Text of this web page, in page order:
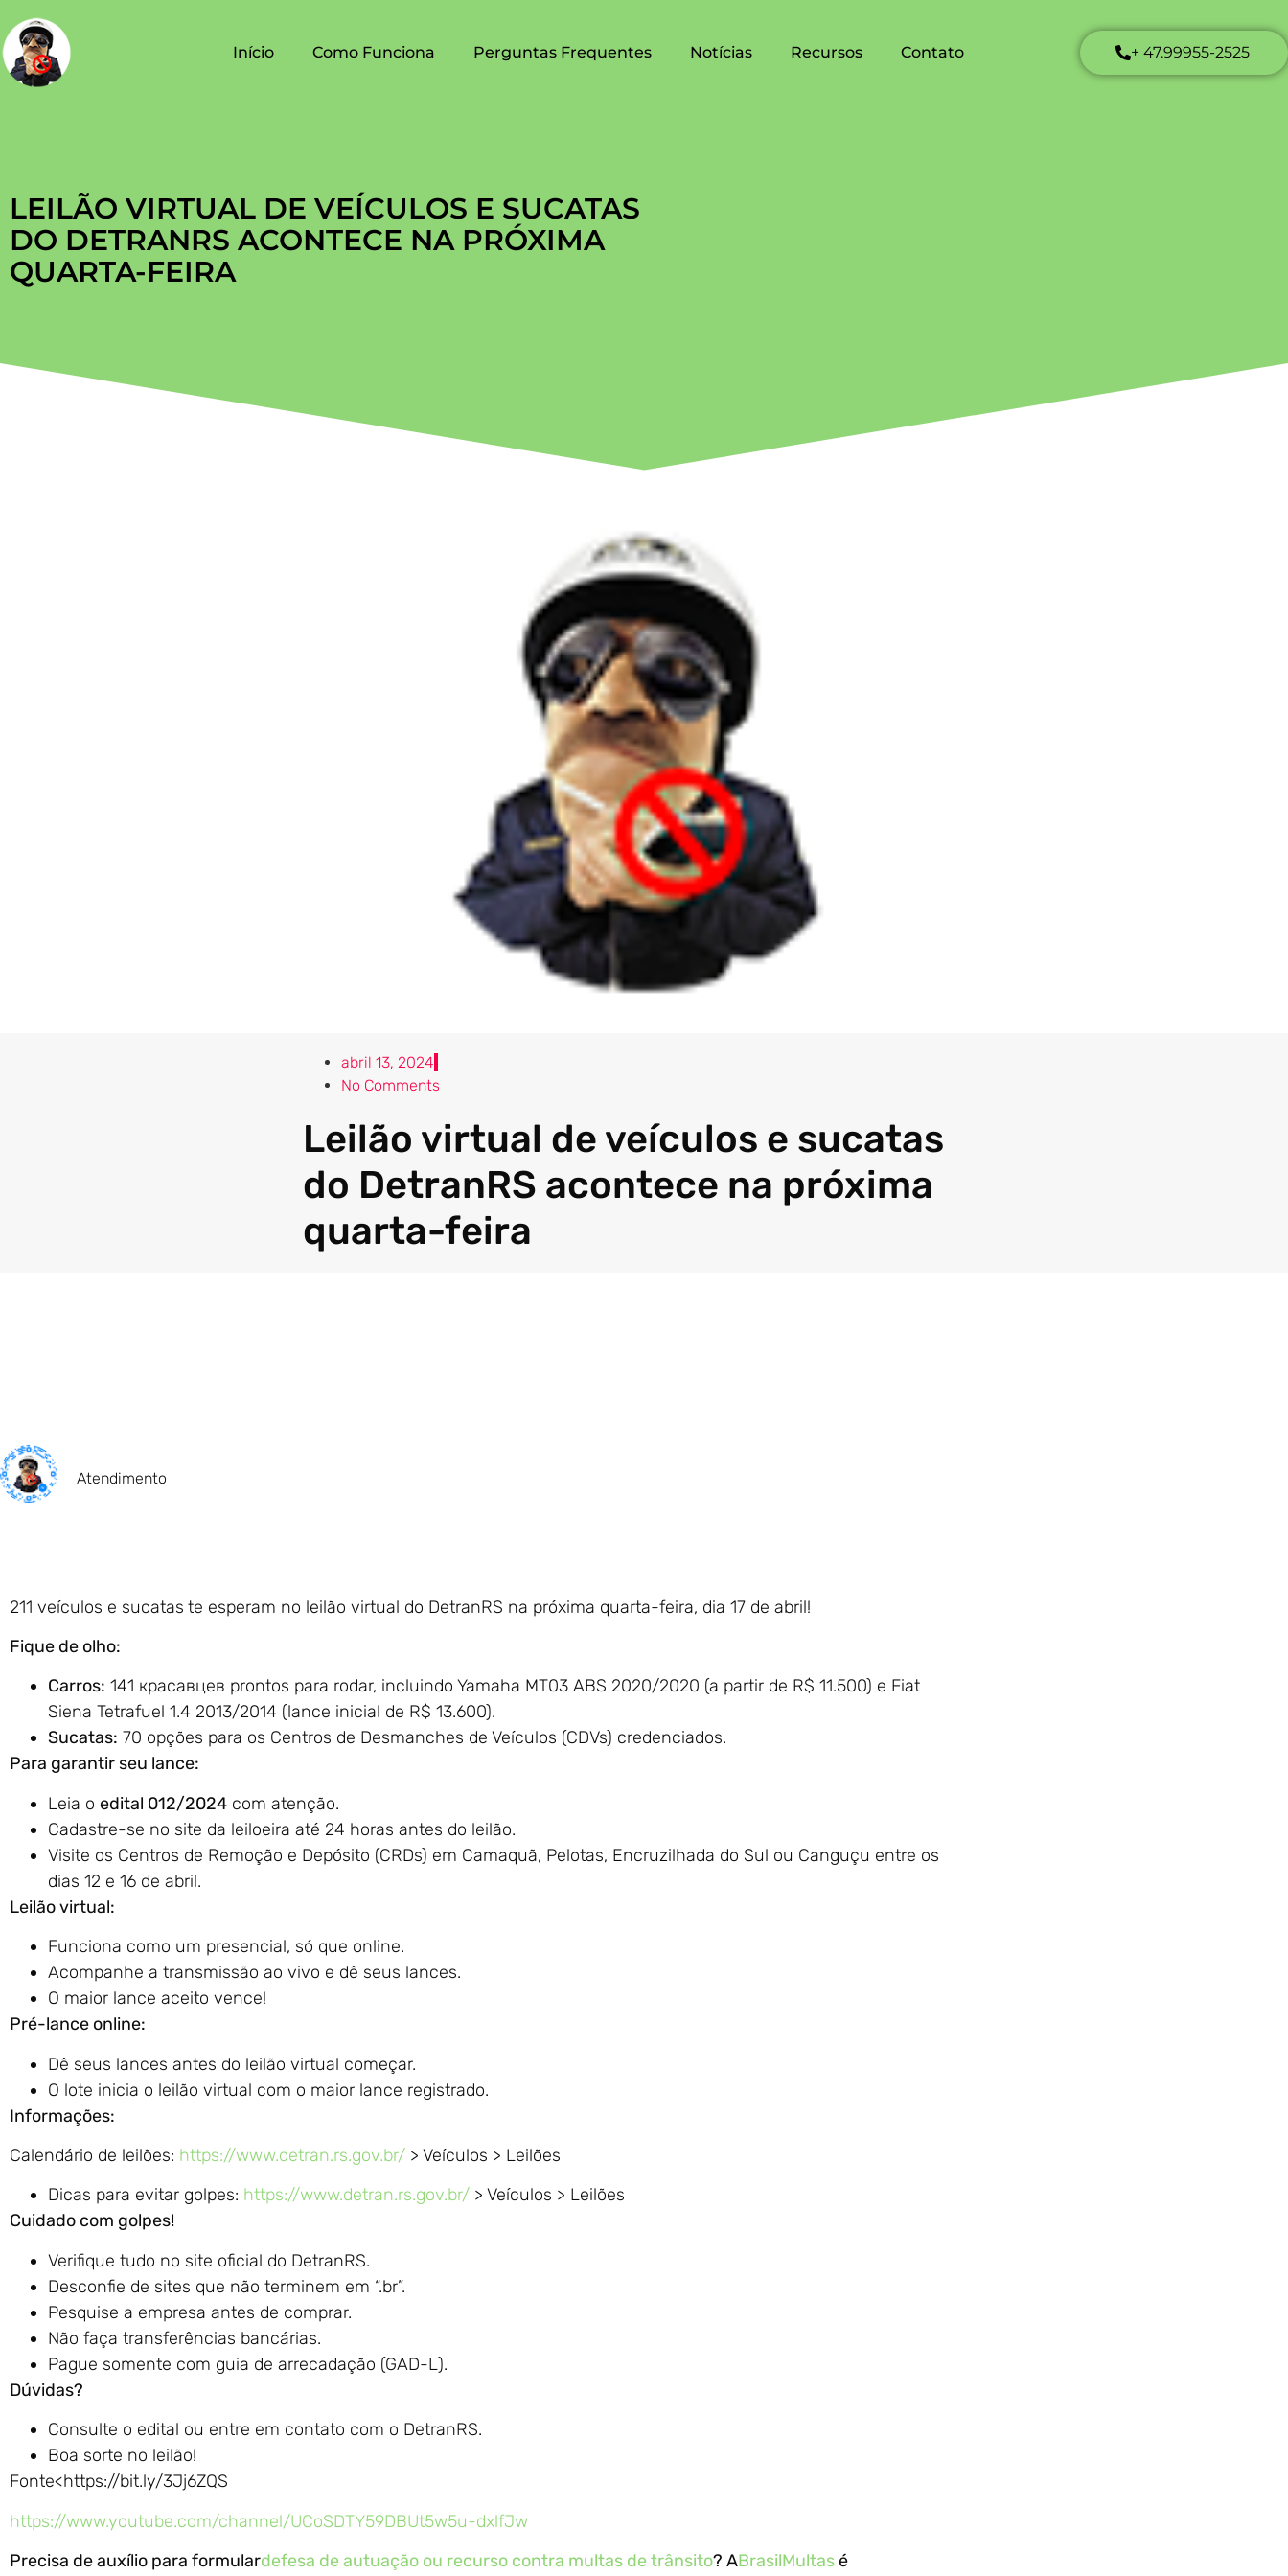
Início Como Funciona Perguntas Frequentes Notícias Recursos Contato + 47.99955-2525
LEILÃO VIRTUAL DE VEÍCULOS E SUCATAS
DO DETRANRS ACONTECE NA PRÓXIMA
QUARTA-FEIRA
abril 13, 2024
No Comments
Leilão virtual de veículos e sucatas
do DetranRS acontece na próxima
quarta-feira
Atendimento
211 veículos e sucatas te esperam no leilão virtual do DetranRS na próxima quarta-feira, dia 17 de abril!
Fique de olho:
Carros: 141 красавцев prontos para rodar, incluindo Yamaha MT03 ABS 2020/2020 (a partir de R$ 11.500) e Fiat
Siena Tetrafuel 1.4 2013/2014 (lance inicial de R$ 13.600).
Sucatas: 70 opções para os Centros de Desmanches de Veículos (CDVs) credenciados.
Para garantir seu lance:
Leia o edital 012/2024 com atenção.
Cadastre-se no site da leiloeira até 24 horas antes do leilão.
Visite os Centros de Remoção e Depósito (CRDs) em Camaquã, Pelotas, Encruzilhada do Sul ou Canguçu entre os
dias 12 e 16 de abril.
Leilão virtual:
Funciona como um presencial, só que online.
Acompanhe a transmissão ao vivo e dê seus lances.
O maior lance aceito vence!
Pré-lance online:
Dê seus lances antes do leilão virtual começar.
O lote inicia o leilão virtual com o maior lance registrado.
Informações:
Calendário de leilões: https://www.detran.rs.gov.br/ > Veículos > Leilões
Dicas para evitar golpes: https://www.detran.rs.gov.br/ > Veículos > Leilões
Cuidado com golpes!
Verifique tudo no site oficial do DetranRS.
Desconfie de sites que não terminem em “.br”.
Pesquise a empresa antes de comprar.
Não faça transferências bancárias.
Pague somente com guia de arrecadação (GAD-L).
Dúvidas?
Consulte o edital ou entre em contato com o DetranRS.
Boa sorte no leilão!
Fonte<https://bit.ly/3Jj6ZQS
https://www.youtube.com/channel/UCoSDTY59DBUt5w5u-dxlfJw
Precisa de auxílio para formulardefesa de autuação ou recurso contra multas de trânsito? ABrasilMultasé